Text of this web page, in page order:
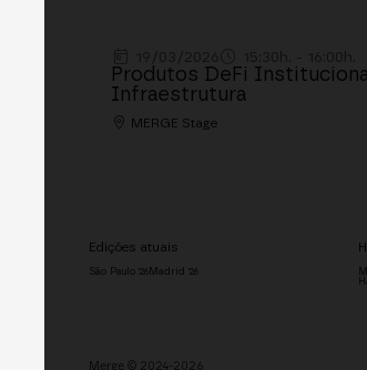
Produtos DeFi
Infraestrutura
MERGE Stage
Edições atuais
São Paulo '26 Madrid '26
Merge © 2024-2026